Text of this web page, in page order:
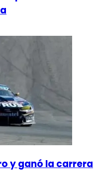
y ganó la carrera